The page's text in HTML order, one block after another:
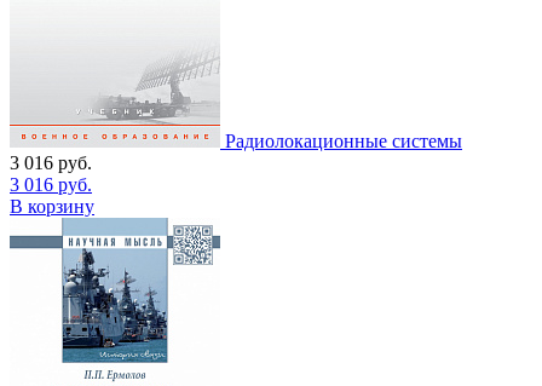
Радиолокационные системы
3 016 руб.
3 016 руб.
В корзину